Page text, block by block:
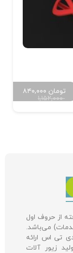
۱,۱۵۲,۰۰۰
۸۴۰,۰۰۰ تومان
از حروف اول
می‌باشد.
تی اس ارائه
زیور آلات